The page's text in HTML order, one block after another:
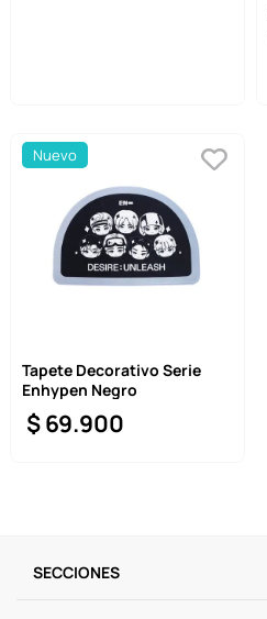
Nuevo
Tapete Decorativo Serie
Enhypen Negro
$69.900
SECCIONES